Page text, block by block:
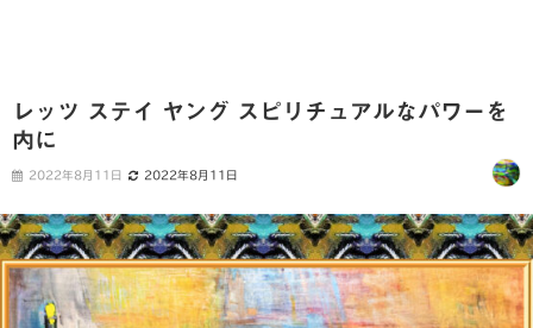
レッツ ステイ ヤング スピリチュアルなパワーを
内に
2022年8月11日 2022年8月11日